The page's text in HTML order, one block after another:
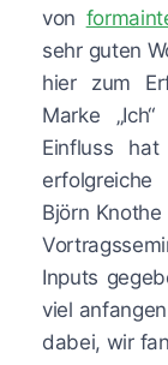
von
sehr guten
hier zum
Marke
Einfluss
erfolgreiche
Björn
Inputs
viel
dabei, wir